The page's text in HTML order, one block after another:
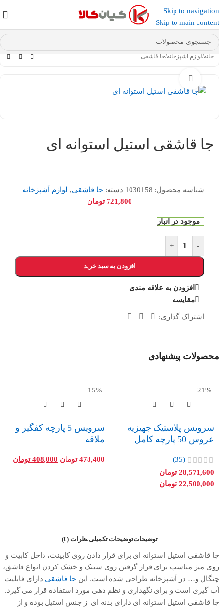
Skip to navigation
Skip to main content
عضو کانال بله کیان کالا شوید و کد تخفیف دریافت کنید.
خانه/لوازم آشپزخانه/جا قاشقی
جا قاشقی استیل استوانه ای
شناسه محصول: 1030158 دسته: جا قاشقی, لوازم آشپزخانه
721,800 تومان
موجود در انبار
-
+
افزودن به سبد خرید
افزودن به علاقه مندی
مقایسه
اشتراک گذاری:
محصولات پیشنهادی
-21%
سرویس پلاستیک جهیزیه
عروس 50 پارچه کامل
(35)
28,571,600 تومان
22,500,000 تومان
-15%
سرویس 5 پارچه کفگیر و
ملاقه
478,400 تومان 408,000 تومان
توضیحاتتوضیحات تکمیلینظرات (0)
جا قاشقی استیل استوانه ای برای قرار دادن روی کابینت، داخل کابیت و
روی میز مناسب برای قرار گرفتن روی سینک و خشک کردن انواع قاشق،
چنگال و… در آشپزخانه طراحی شده است. این جا قاشقی دارای قابلیت
آب گیری است و برای نگهداری و نظم ‌دهی مورد استفاده قرار می ‌گیرد.
جا قاشقی استیل استوانه ای دارای بدنه ‌ای از جنس استیل بوده و از